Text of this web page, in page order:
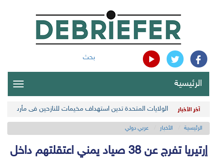
بحث
الرئيسية
آخر الأخبار الولايات المتحدة تدين استهداف مخيمات للنازحين في مأرب
الرئيسية الأخبار عربي دولي
إرتيريا تفرج عن 38 صياد يمني اعتقلتهم داخل